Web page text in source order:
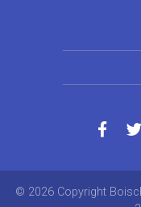
© 2026 Copyright